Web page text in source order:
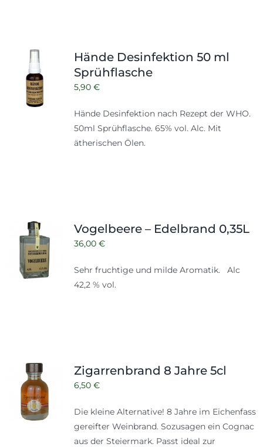
Hände Desinfektion 50 ml
Sprühflasche
5,90 €
Hände Desinfektion nach Rezept der WHO.
50ml Sprühflasche. 65% vol. Alc. Mit
ätherischen Ölen.
Vogelbeere – Edelbrand 0,35L
36,00 €
Sehr fruchtige und milde Aromatik. Alc
42,2 % vol.
Zigarrenbrand 8 Jahre 5cl
6,50 €
Die kleine Alternative! 8 Jahre im Eichenfass
gereifter Weinbrand. Sozusagen ein Cognac
aus der Steiermark. Passt ideal zur